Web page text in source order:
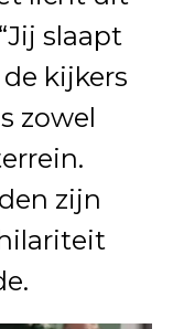
slaapt
kijkers
zowel
zijn